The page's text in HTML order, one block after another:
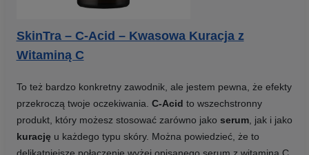
SkinTra – C-Acid – Kwasowa Kuracja z
Witaminą C
To też bardzo konkretny zawodnik, ale jestem pewna, że efekty
przekroczą twoje oczekiwania. C-Acid to wszechstronny
produkt, który możesz stosować zarówno jako serum, jak i jako
kuracjęu każdego typu skóry. Można powiedzieć, że to